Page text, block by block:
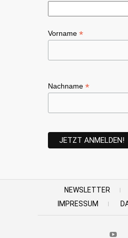
Vorname *
Nachname *
NEWSLETTER
IMPRESSUM